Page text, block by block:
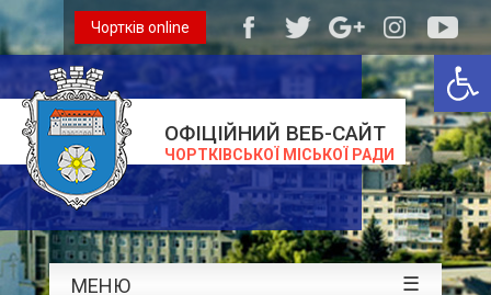
ОФІЦІЙНИЙ ВЕБ-САЙТ
ЧОРТКІВСЬКОЇ МІСЬКОЇ РАДИ
Чортків online
МЕНЮ ☰